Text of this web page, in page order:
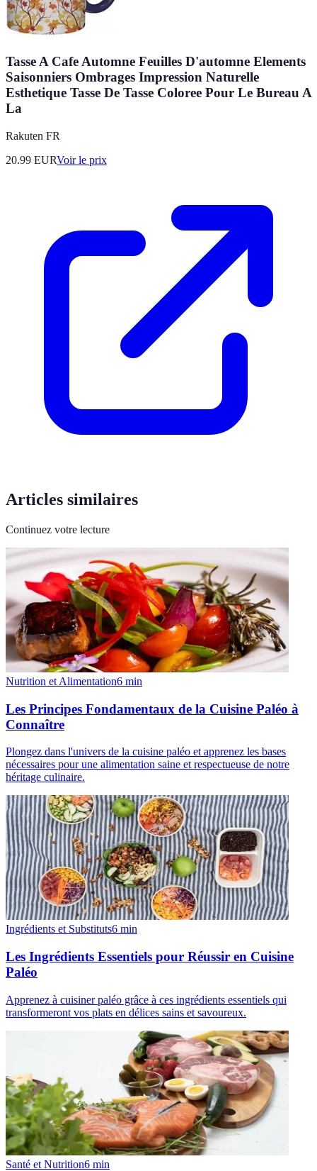
Tasse A Cafe Automne Feuilles D'automne Elements
Saisonniers Ombrages Impression Naturelle
Esthetique Tasse De Tasse Coloree Pour Le Bureau A
La
Rakuten FR
20.99 EURVoir le prix
Articles similaires
Continuez votre lecture
Nutrition et Alimentation6 min
Les Principes Fondamentaux de la Cuisine Paléo à
Connaître
Plongez dans l'univers de la cuisine paléo et apprenez les bases
nécessaires pour une alimentation saine et respectueuse de notre
héritage culinaire.
Ingrédients et Substituts6 min
Les Ingrédients Essentiels pour Réussir en Cuisine
Paléo
Apprenez à cuisiner paléo grâce à ces ingrédients essentiels qui
transformeront vos plats en délices sains et savoureux.
Santé et Nutrition6 min